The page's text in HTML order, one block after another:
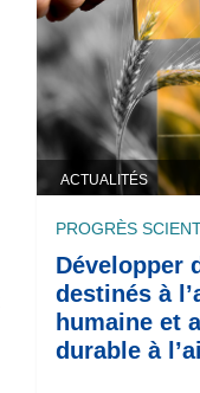
ACTUALITÉS
PROGRÈS
Développer
destinés à
humaine et
durable à